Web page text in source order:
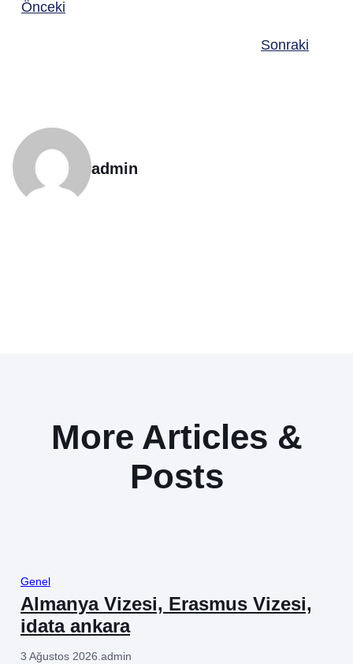
Önceki
Sonraki
admin
More Articles &
Posts
Genel
Almanya Vizesi, Erasmus Vizesi,
idata ankara
3 Ağustos 2026.admin